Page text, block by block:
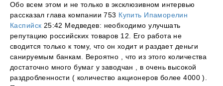
Обо всем этом и не только в эксклюзивном интервью
рассказал глава компании 753 Купить Ипаморелин
Каспийск 25:42 Медведев: необходимо улучшать
репутацию российских товаров 12. Его работа не
сводится только к тому, что он ходит и раздает деньги
санируемым банкам. Вероятно , что из этого количества
достаточно много бумаг у заводчан , в очень высокой
раздробленности ( количество акционеров более 4000 ).